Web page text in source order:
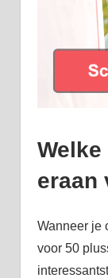
eraan
Wanneer je
voor 50